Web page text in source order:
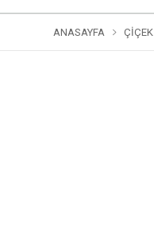
ANASAYFA ÇIÇEK